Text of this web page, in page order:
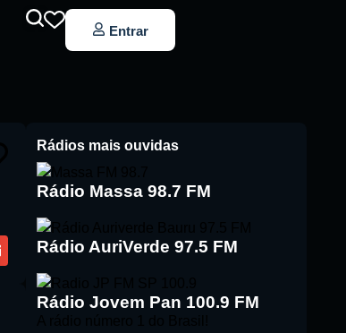
Entrar
Rádios mais ouvidas
Rádio Massa 98.7 FM
Rádio AuriVerde 97.5 FM
Rádio Jovem Pan 100.9 FM